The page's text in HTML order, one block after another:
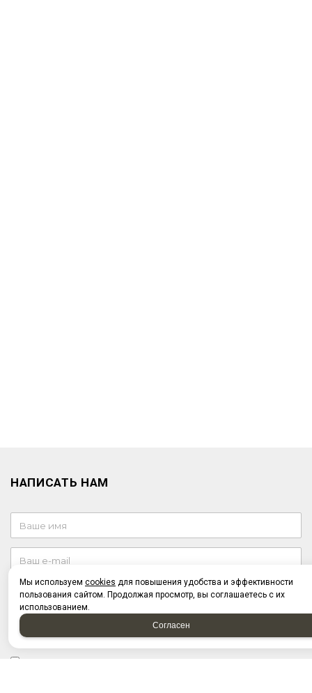
НАПИСАТЬ НАМ
Мы используем cookies для повышения удобства и эффективности
пользования сайтом. Продолжая просмотр, вы соглашаетесь с их
использованием.
Согласен